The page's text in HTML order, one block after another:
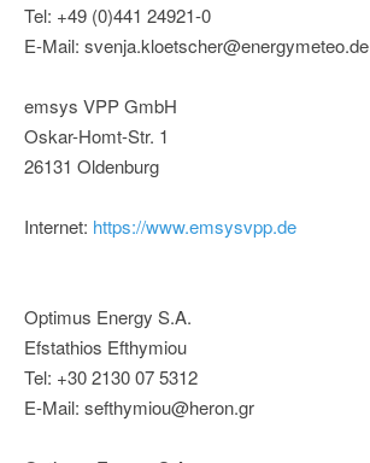
Tel: +49 (0)441 24921-0
E-Mail: svenja.kloetscher@energymeteo.de
emsys VPP GmbH
Oskar-Homt-Str. 1
26131 Oldenburg
Internet: https://www.emsysvpp.de
Optimus Energy S.A.
Efstathios Efthymiou
Tel: +30 2130 07 5312
E-Mail: sefthymiou@heron.gr